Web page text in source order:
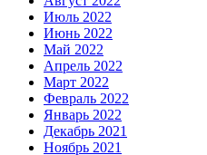
Июль 2022
Июнь 2022
Май 2022
Апрель 2022
Март 2022
Февраль 2022
Январь 2022
Декабрь 2021
Ноябрь 2021